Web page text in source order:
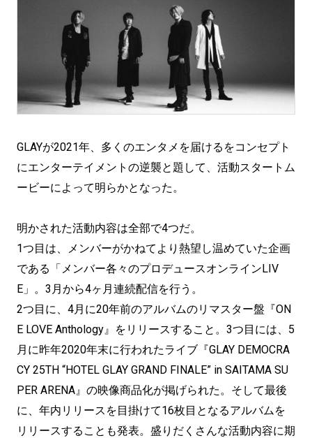
GLAYが2021年、多くのエンタメを届けるをコンセプト
にエンターテイメントの逆襲と題して、活動スタートム
ービーによって明らかとなった。
明かされた活動内容は全部で4つだ。
1つ目は、メンバーがかねてより熱望し温めていた企画
である「メンバー各々のプロデュースオンラインLIV
E」。3月から4ヶ月連続配信を行う。
2つ目に、4月に20年前のアルバムのリマスター盤『ON
E LOVE Anthology』をリリースすること。3つ目には、5
月に昨年2020年末に行われたライブ『GLAY DEMOCRA
CY 25TH “HOTEL GLAY GRAND FINALE” in SAITAMA SU
PER ARENA』の映像商品化が掲げられた。そして最後
に、年内リリースを目掛けて16枚目となるアルバムを
リリースすることも発表。盛りだくさんな活動内容に期